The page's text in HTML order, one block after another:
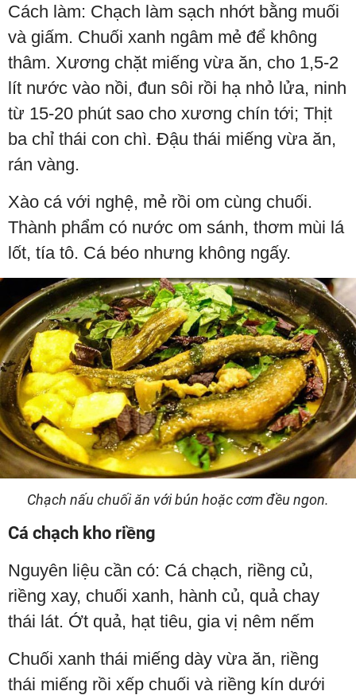
Cách làm: Chạch làm sạch nhớt bằng muối
và giấm. Chuối xanh ngâm mẻ để không
thâm. Xương chặt miếng vừa ăn, cho 1,5-2
lít nước vào nồi, đun sôi rồi hạ nhỏ lửa, ninh
từ 15-20 phút sao cho xương chín tới; Thịt
ba chỉ thái con chì. Đậu thái miếng vừa ăn,
rán vàng.
Xào cá với nghệ, mẻ rồi om cùng chuối.
Thành phẩm có nước om sánh, thơm mùi lá
lốt, tía tô. Cá béo nhưng không ngấy.
Chạch nấu chuối ăn với bún hoặc cơm đều ngon.
Cá chạch kho riềng
Nguyên liệu cần có: Cá chạch, riềng củ,
riềng xay, chuối xanh, hành củ, quả chay
thái lát. Ớt quả, hạt tiêu, gia vị nêm nếm
Chuối xanh thái miếng dày vừa ăn, riềng
thái miếng rồi xếp chuối và riềng kín dưới